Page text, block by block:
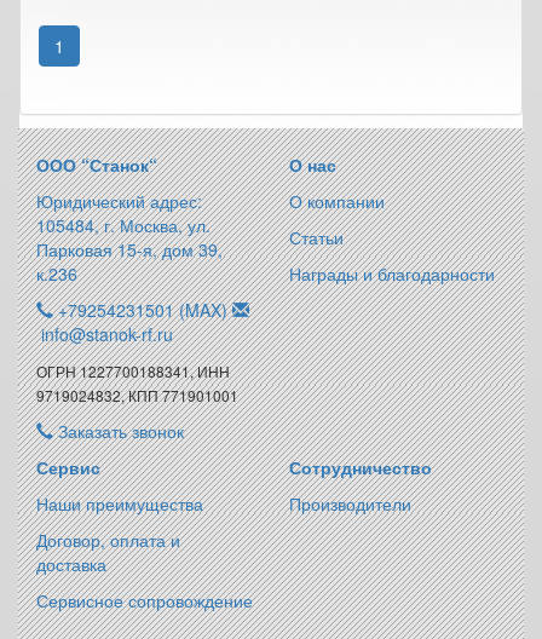
1
ООО “Станок“
Юридический адрес:
105484, г. Москва, ул.
Парковая 15-я, дом 39,
к.236
+79254231501 (MAX)
info@stanok-rf.ru
ОГРН 1227700188341, ИНН
9719024832, КПП 771901001
Заказать звонок
О нас
О компании
Статьи
Награды и благодарности
Сервис
Наши преимущества
Договор, оплата и
доставка
Сервисное сопровождение
Сотрудничество
Производители